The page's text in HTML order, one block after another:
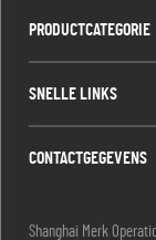
PRODUCTCATEGORIE
SNELLE LINKS
CONTACTGEGEVENS
Shanghai Merk